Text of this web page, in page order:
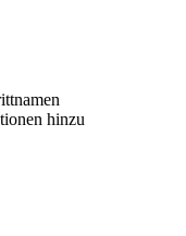
hinzu